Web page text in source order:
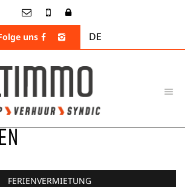
uns DE
SIE UNSERE
FERIENVERMIETUNG